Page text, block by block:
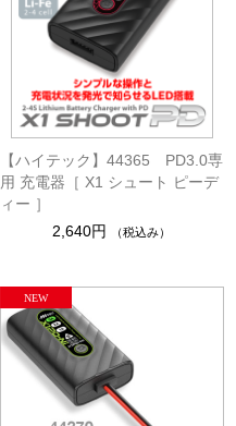
【ハイテック】44365 PD3.0専
用 充電器［ X1 シュート ピーデ
ィー ］
2,640円
（税込み）